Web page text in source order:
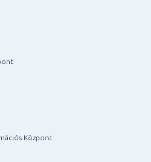
Központ